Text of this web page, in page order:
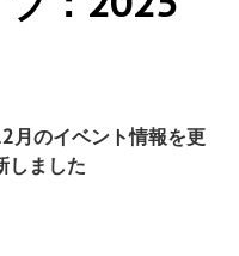
月のイベント情報を更
しました